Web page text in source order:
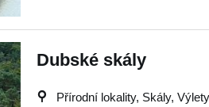
Dubské skály
Přírodní lokality, Skály, Výlety